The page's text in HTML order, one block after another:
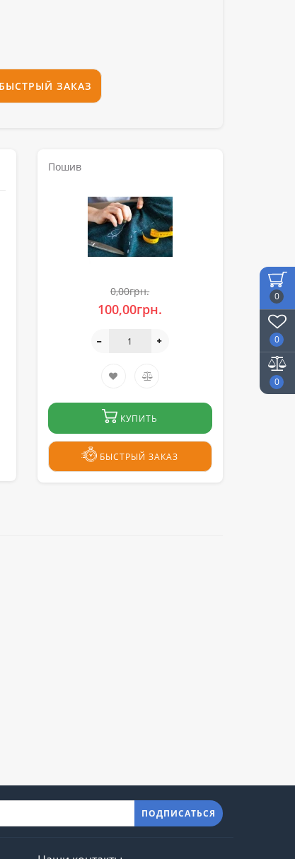
0
0
0
БЫСТРЫЙ ЗАКАЗ
Пошив
0,00грн.
100,00грн.
КУПИТЬ
БЫСТРЫЙ ЗАКАЗ
ПОДПИСАТЬСЯ